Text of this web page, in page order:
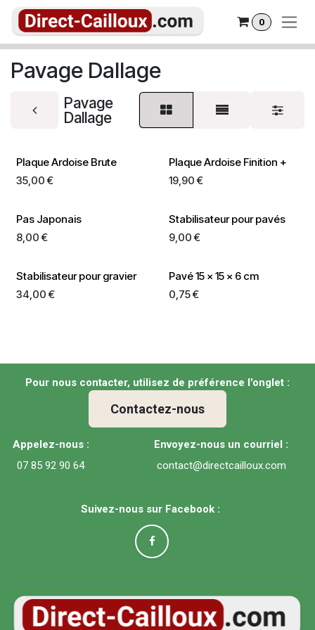
Se rendre au contenu
0
Pavage Dallage
Pavage
Dallage
Plaque Ardoise Brute
35,00€
Plaque Ardoise Finition +
19,90€
Pas Japonais
8,00€
Stabilisateur pour pavés
9,00€
Stabilisateur pour gravier
34,00€
Pavé 15 x 15 x 6 cm
0,75€
Pour nous contacter, utilisez de préférence l'onglet :
Contactez-nous
Appelez-nous :
07 85 92 90 64
Envoyez-nous un courriel :
contact@directcailloux.com
Suivez-nous sur Facebook :